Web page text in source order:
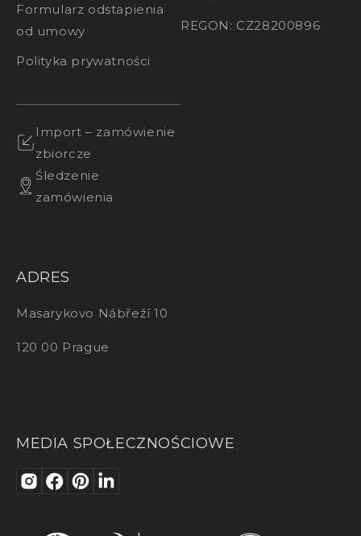
Formularz odstapienia
od umowy
Polityka prywatności
Import – zamówienie
zbiorcze
Śledzenie
zamówienia
REGON: CZ28200896
ADRES
Masarykovo Nábřeží 10
120 00 Prague
MEDIA SPOŁECZNOŚCIOWE